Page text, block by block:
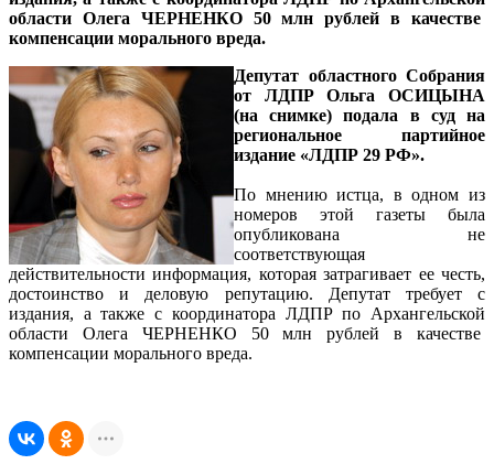
области Олега ЧЕРНЕНКО 50 млн рублей в качестве
компенсации морального вреда.
Депутат областного Собрания
от ЛДПР Ольга ОСИЦЫНА
(на снимке) подала в суд на
региональное партийное
издание «ЛДПР 29 РФ».
По мнению истца, в одном из
номеров этой газеты была
опубликована не
соответствующая
действительности информация, которая затрагивает ее честь,
достоинство и деловую репутацию. Депутат требует с
издания, а также с координатора ЛДПР по Архангельской
области Олега ЧЕРНЕНКО 50 млн рублей в качестве
компенсации морального вреда.